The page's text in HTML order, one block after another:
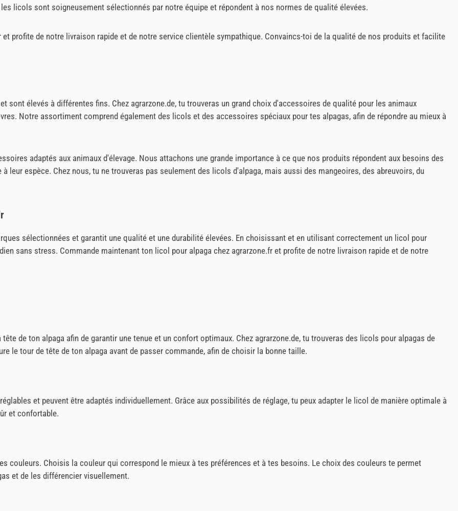
licols sont soigneusement sélectionnés par notre équipe et répondent à nos normes de qualité élevées.
profite de notre livraison rapide et de notre service clientèle sympathique. Convaincs-toi de la qualité de nos produits et facilite
sont élevés à différentes fins. Chez agrarzone.de, tu trouveras un grand choix d'accessoires de qualité pour les animaux
Notre assortiment comprend également des licols et des accessoires spéciaux pour tes alpagas, afin de répondre au mieux à
adaptés aux animaux d'élevage. Nous attachons une grande importance à ce que nos produits répondent aux besoins des
leur espèce. Chez nous, tu ne trouveras pas seulement des licols d'alpaga, mais aussi des mangeoires, des abreuvoirs, du
sélectionnées et garantit une qualité et une durabilité élevées. En choisissant et en utilisant correctement un licol pour
sans stress. Commande maintenant ton licol pour alpaga chez agrarzone.fr et profite de notre livraison rapide et de notre
de ton alpaga afin de garantir une tenue et un confort optimaux. Chez agrarzone.de, tu trouveras des licols pour alpagas de
le tour de tête de ton alpaga avant de passer commande, afin de choisir la bonne taille.
et peuvent être adaptés individuellement. Grâce aux possibilités de réglage, tu peux adapter le licol de manière optimale à
et confortable.
couleurs. Choisis la couleur qui correspond le mieux à tes préférences et à tes besoins. Le choix des couleurs te permet
et de les différencier visuellement.